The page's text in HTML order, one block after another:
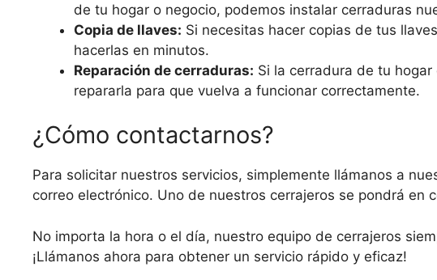
de tu hogar o negocio, podemos instalar cerraduras
Copia de llaves: Si necesitas hacer copias de tus
hacerlas en minutos.
Reparación de cerraduras: Si la cerradura de tu
repararla para que vuelva a funcionar correctamente.
¿Cómo contactarnos?
Para solicitar nuestros servicios, simplemente llámanos a
correo electrónico. Uno de nuestros cerrajeros se pondrá en
No importa la hora o el día, nuestro equipo de cerrajeros
¡Llámanos ahora para obtener un servicio rápido y eficaz!